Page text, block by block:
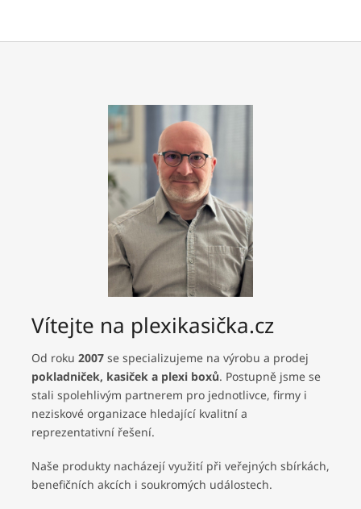
Vítejte na plexikasička.cz
Od roku 2007 se specializujeme na výrobu a prodej
pokladniček, kasiček a plexi boxů. Postupně jsme se
stali spolehlivým partnerem pro jednotlivce, firmy i
neziskové organizace hledající kvalitní a
reprezentativní řešení.
Naše produkty nacházejí využití při veřejných sbírkách,
benefičních akcích i soukromých událostech.